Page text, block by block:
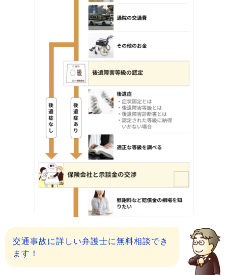
交通事故に詳しい弁護士に無料相談でき
ます！